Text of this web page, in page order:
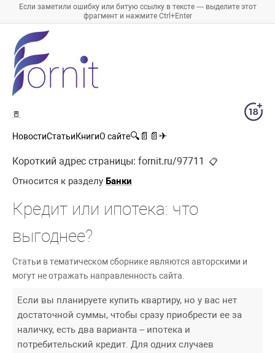
Если заметили ошибку или битую ссылку в тексте — выделите этот
фрагмент и нажмите Ctrl+Enter
🚪
НовостиСтатьиКнигиО сайте🔍 📄 📄 ✈
Короткий адрес страницы: fornit.ru/97711 📋
Относится к разделу Банки
Кредит или ипотека: что
выгоднее?
Статьи в тематическом сборнике являются авторскими и
могут не отражать направленность сайта.
Если вы планируете купить квартиру, но у вас нет
достаточной суммы, чтобы сразу приобрести ее за
наличку, есть два варианта – ипотека и
потребительский кредит. Для одних случаев